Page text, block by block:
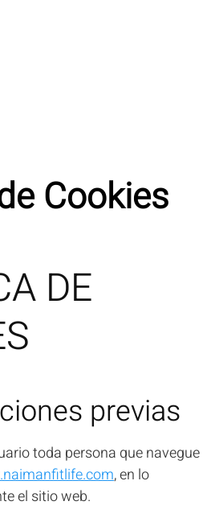
Cookies
DE
previas
toda persona que navegue
, en lo
el sitio web.